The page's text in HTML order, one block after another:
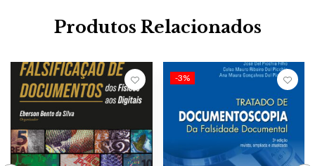
Produtos Relacionados
-3%